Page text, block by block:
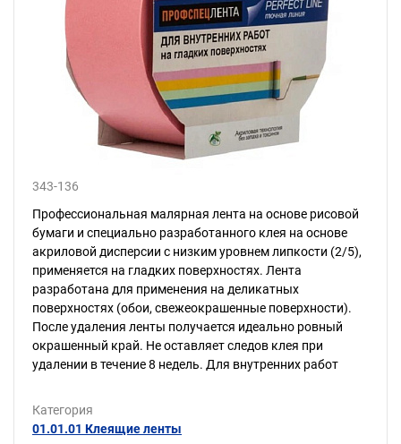
343-136
Профессиональная малярная лента на основе рисовой
бумаги и специально разработанного клея на основе
акриловой дисперсии с низким уровнем липкости (2/5),
применяется на гладких поверхностях. Лента
разработана для применения на деликатных
поверхностях (обои, свежеокрашенные поверхности).
После удаления ленты получается идеально ровный
окрашенный край. Не оставляет следов клея при
удалении в течение 8 недель. Для внутренних работ
Категория
01.01.01 Клеящие ленты